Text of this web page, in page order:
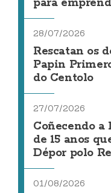
para
28/07/2026
Rescatan os
Papin
do Centolo
27/07/2026
Coñecendo
de 15 anos
Dépor polo
01/08/2026